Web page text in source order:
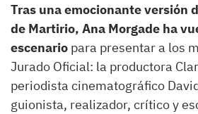
Tras una emocionante versión
de Martirio, Ana Morgade ha
escenario para presentar a los
Jurado Oficial: la productora
periodista cinematográfico
guionista, realizador, crítico y